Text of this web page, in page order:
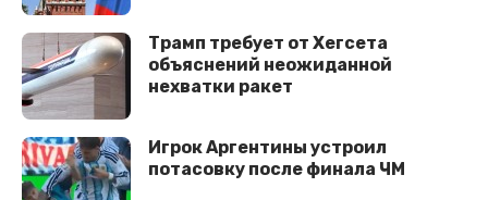
Трамп требует от Хегсета
объяснений неожиданной
нехватки ракет
Игрок Аргентины устроил
потасовку после финала ЧМ